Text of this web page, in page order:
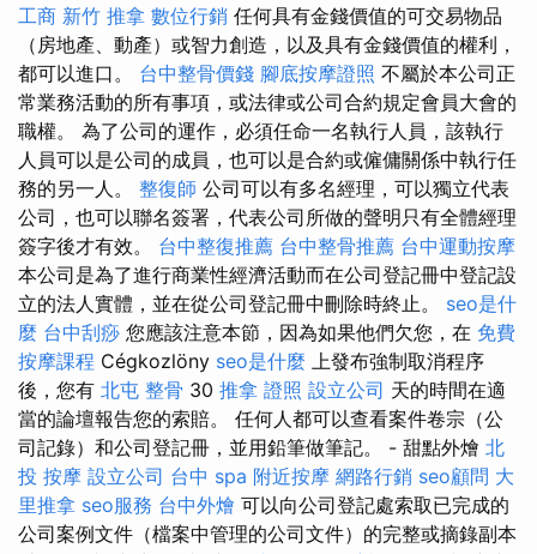
工商 新竹 推拿 數位行銷 任何具有金錢價值的可交易物品
（房地產、動產）或智力創造，以及具有金錢價值的權利，
都可以進口。 台中整骨價錢 腳底按摩證照 不屬於本公司正
常業務活動的所有事項，或法律或公司合約規定會員大會的
職權。 為了公司的運作，必須任命一名執行人員，該執行
人員可以是公司的成員，也可以是合約或僱傭關係中執行任
務的另一人。 整復師 公司可以有多名經理，可以獨立代表
公司，也可以聯名簽署，代表公司所做的聲明只有全體經理
簽字後才有效。 台中整復推薦 台中整骨推薦 台中運動按摩
本公司是為了進行商業性經濟活動而在公司登記冊中登記設
立的法人實體，並在從公司登記冊中刪除時終止。 seo是什
麼 台中刮痧 您應該注意本節，因為如果他們欠您，在 免費
按摩課程 Cégkozlöny seo是什麼 上發布強制取消程序
後，您有 北屯 整骨 30 推拿 證照 設立公司 天的時間在適
當的論壇報告您的索賠。 任何人都可以查看案件卷宗（公
司記錄）和公司登記冊，並用鉛筆做筆記。 - 甜點外燴 北
投 按摩 設立公司 台中 spa 附近按摩 網路行銷 seo顧問 大
里推拿 seo服務 台中外燴 可以向公司登記處索取已完成的
公司案例文件（檔案中管理的公司文件）的完整或摘錄副本